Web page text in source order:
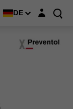
DE Login-Maske